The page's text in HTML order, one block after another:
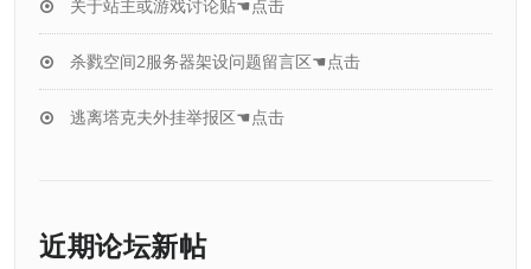
关于站主或游戏讨论贴☚点击
杀戮空间2服务器架设问题留言区☚点击
逃离塔克夫外挂举报区☚点击
近期论坛新帖